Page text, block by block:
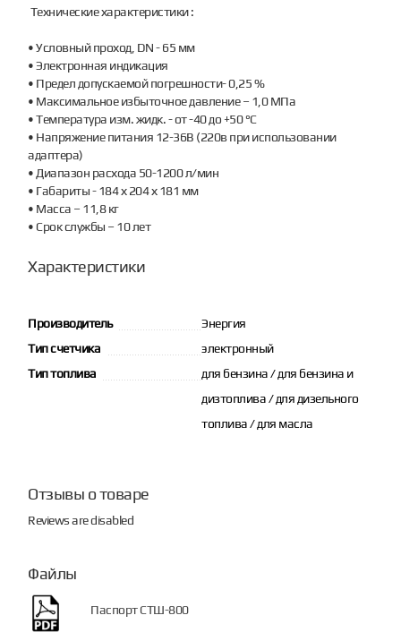
Технические характеристики :
• Условный проход, DN - 65 мм
• Электронная индикация
• Предел допускаемой погрешности- 0,25 %
• Максимальное избыточное давление – 1,0 МПа
• Температура изм. жидк. - от -40 до +50 °С
• Напряжение питания 12-36В (220в при использовании
адаптера)
• Диапазон расхода 50-1200 л/мин
• Габариты - 184 х 204 х 181 мм
• Масса – 11,8 кг
• Срок службы – 10 лет
Характеристики
Производитель
Энергия
Тип счетчика
электронный
Тип топлива
для бензина / для бензина и
дизтоплива / для дизельного
топлива / для масла
Отзывы о товаре
Reviews are disabled
Файлы
Паспорт СТШ-800